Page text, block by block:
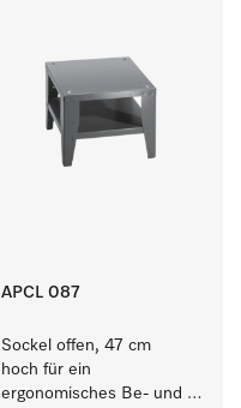
APCL 087
Sockel offen, 47 cm
hoch für ein
ergonomisches Be- und